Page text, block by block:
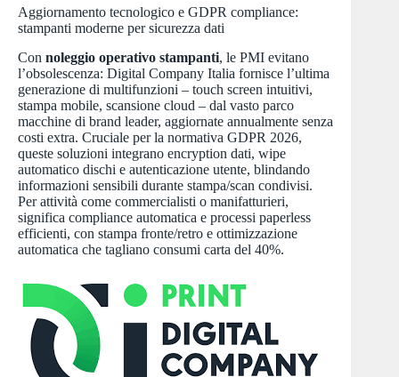
Aggiornamento tecnologico e GDPR compliance:
stampanti moderne per sicurezza dati
Con noleggio operativo stampanti, le PMI evitano
l’obsolescenza: Digital Company Italia fornisce l’ultima
generazione di multifunzioni – touch screen intuitivi,
stampa mobile, scansione cloud – dal vasto parco
macchine di brand leader, aggiornate annualmente senza
costi extra. Cruciale per la normativa GDPR 2026,
queste soluzioni integrano encryption dati, wipe
automatico dischi e autenticazione utente, blindando
informazioni sensibili durante stampa/scan condivisi.
Per attività come commercialisti o manifatturieri,
significa compliance automatica e processi paperless
efficienti, con stampa fronte/retro e ottimizzazione
automatica che tagliano consumi carta del 40%.​